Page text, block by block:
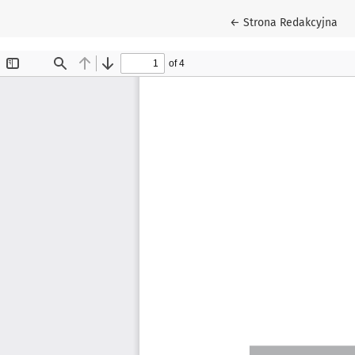
←Wróć do szczegółów
Strona Redakcyjna